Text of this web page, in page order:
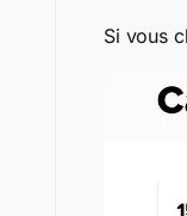
Si vous